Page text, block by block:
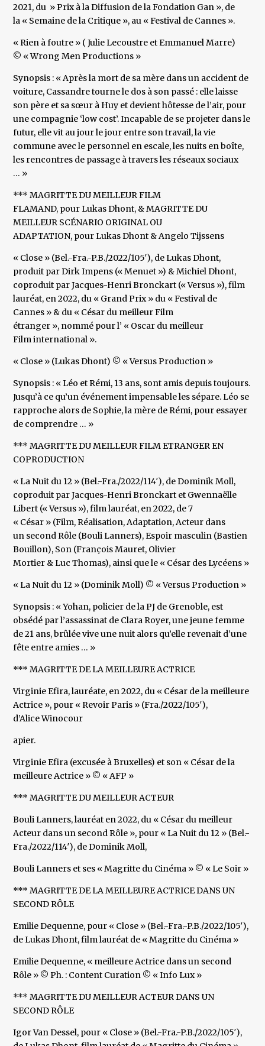
2021, du » Prix à la Diffusion de la Fondation Gan », de
la « Semaine de la Critique », au « Festival de Cannes ».
« Rien à foutre » ( Julie Lecoustre et Emmanuel Marre)
© « Wrong Men Productions »
Synopsis : « Après la mort de sa mère dans un accident de
voiture, Cassandre tourne le dos à son passé : elle laisse
son père et sa sœur à Huy et devient hôtesse de l’air, pour
une compagnie ‘low cost’. Incapable de se projeter dans le
futur, elle vit au jour le jour entre son travail, la vie
commune avec le personnel en escale, les nuits en boîte,
les rencontres de passage à travers les réseaux sociaux
… »
*** MAGRITTE DU MEILLEUR FILM
FLAMAND, pour Lukas Dhont, & MAGRITTE DU
MEILLEUR SCÉNARIO ORIGINAL OU
ADAPTATION, pour Lukas Dhont & Angelo Tijssens
« Close » (Bel.-Fra.-P.B./2022/105′), de Lukas Dhont,
produit par Dirk Impens (« Menuet ») & Michiel Dhont,
coproduit par Jacques-Henri Bronckart (« Versus »), film
lauréat, en 2022, du « Grand Prix » du « Festival de
Cannes » & du « César du meilleur Film
étranger », nommé pour l’ « Oscar du meilleur
Film international ».
« Close » (Lukas Dhont) © « Versus Production »
Synopsis : « Léo et Rémi, 13 ans, sont amis depuis toujours.
Jusqu’à ce qu’un événement impensable les sépare. Léo se
rapproche alors de Sophie, la mère de Rémi, pour essayer
de comprendre … »
*** MAGRITTE DU MEILLEUR FILM ETRANGER EN
COPRODUCTION
« La Nuit du 12 » (Bel.-Fra./2022/114′), de Dominik Moll,
coproduit par Jacques-Henri Bronckart et Gwennaëlle
Libert (« Versus »), film lauréat, en 2022, de 7
« César » (Film, Réalisation, Adaptation, Acteur dans
un second Rôle (Bouli Lanners), Espoir masculin (Bastien
Bouillon), Son (François Mauret, Olivier
Mortier & Luc Thomas), ainsi que le « César des Lycéens »
« La Nuit du 12 » (Dominik Moll) © « Versus Production »
Synopsis : « Yohan, policier de la PJ de Grenoble, est
obsédé par l’assassinat de Clara Royer, une jeune femme
de 21 ans, brûlée vive une nuit alors qu’elle revenait d’une
fête entre amies … »
*** MAGRITTE DE LA MEILLEURE ACTRICE
Virginie Efira, lauréate, en 2022, du « César de la meilleure
Actrice », pour « Revoir Paris » (Fra./2022/105′),
d’Alice Winocour
apier.
Virginie Efira (excusée à Bruxelles) et son « César de la
meilleure Actrice » © « AFP »
*** MAGRITTE DU MEILLEUR ACTEUR
Bouli Lanners, lauréat en 2022, du « César du meilleur
Acteur dans un second Rôle », pour « La Nuit du 12 » (Bel.-
Fra./2022/114′), de Dominik Moll,
Bouli Lanners et ses « Magritte du Cinéma » © « Le Soir »
*** MAGRITTE DE LA MEILLEURE ACTRICE DANS UN
SECOND RÔLE
Emilie Dequenne, pour « Close » (Bel.-Fra.-P.B./2022/105′),
de Lukas Dhont, film lauréat de « Magritte du Cinéma »
Emilie Dequenne, « meilleure Actrice dans un second
Rôle » © Ph. : Content Curation © « Info Lux »
*** MAGRITTE DU MEILLEUR ACTEUR DANS UN
SECOND RÔLE
Igor Van Dessel, pour « Close » (Bel.-Fra.-P.B./2022/105′),